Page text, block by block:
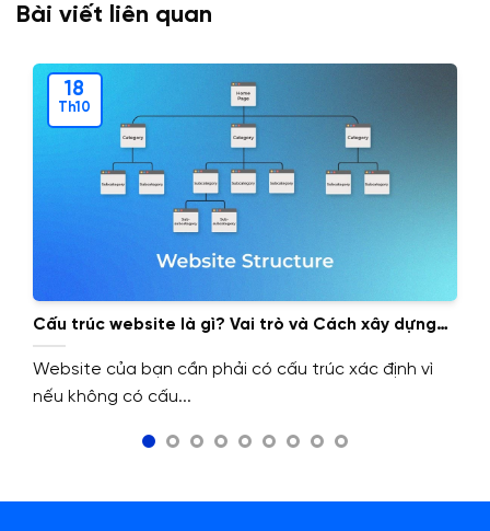
Bài viết liên quan
Cấu trúc website là gì? Vai trò và Cách xây dựng
cấu trúc website.
Website của bạn cần phải có cấu trúc xác định vì
nếu không có cấu...
18
Th10